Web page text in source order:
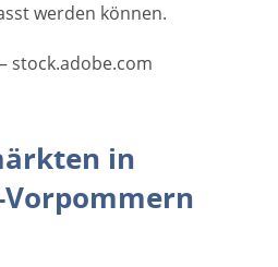
werden können.
stock.adobe.com
in